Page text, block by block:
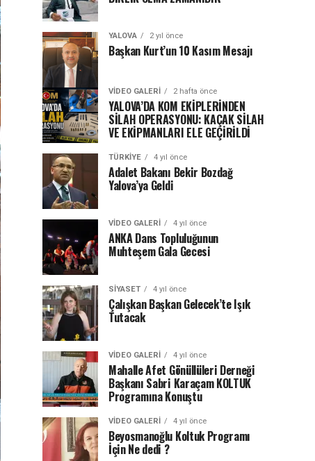
YALOVA 2 yıl önce
Başkan Kurt’un 10 Kasım Mesajı
VIDEO GALERI 2 hafta önce
YALOVA’DA KOM EKİPLERİNDEN
SİLAH OPERASYONU: KAÇAK SİLAH
VE EKİPMANLARI ELE GEÇİRİLDİ
TÜRKIYE 4 yıl önce
Adalet Bakanı Bekir Bozdağ
Yalova’ya Geldi
VIDEO GALERI 4 yıl önce
ANKA Dans Topluluğunun
Muhteşem Gala Gecesi
SIYASET 4 yıl önce
Çalışkan Başkan Gelecek’te Işık
Tutacak
VIDEO GALERI 4 yıl önce
Mahalle Afet Gönüllüleri Derneği
Başkanı Sabri Karaçam KOLTUK
Programına Konuştu
VIDEO GALERI 4 yıl önce
Beyosmanoğlu Koltuk Programı
İçin Ne dedi ?